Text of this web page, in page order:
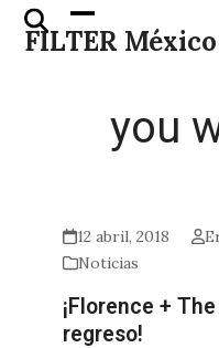
Skip
FILTER México
Open
mobile
Close
mobile
you
12 abril, 2018
Noticias
¡Florence +
regreso!